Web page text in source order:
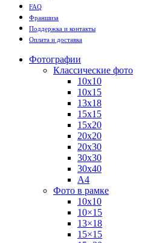
FAQ
Франшиза
Поддержка и контакты
Оплата и доставка
Фотографии
Классические фото
10х10
10х15
13х18
15х15
15х20
20х20
20х30
30х30
30х40
А4
Фото в рамке
10х10
10×15
13×18
15×15